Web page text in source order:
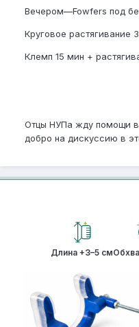
Вечером—Fowfers под
Круговое растягивание
Клемп 15 мин +
Отцы НУПа жду помощи в
добро на дискуссию в
Длина +3–5 см